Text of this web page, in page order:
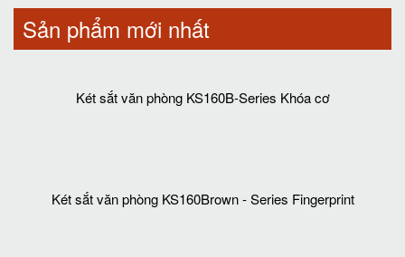
Sản phẩm mới nhất